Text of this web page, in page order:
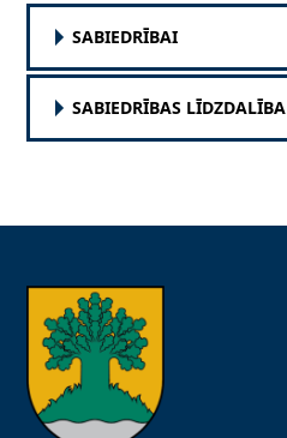
SABIEDRĪBAI
SABIEDRĪBAS LĪDZDALĪBA